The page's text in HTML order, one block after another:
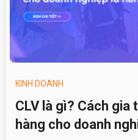
KINH DOANH
CLV là gì? Cách
hàng cho doanh